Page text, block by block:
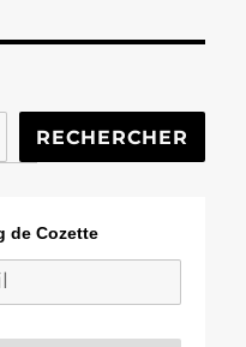
RECHERCHER
de Cozette